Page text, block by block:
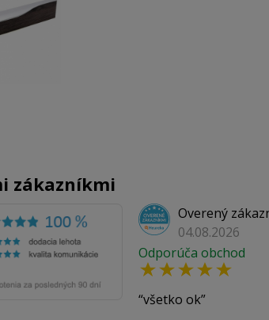
zákazníkmi
Overený
04.08.2026
Odporúča obchod
všetko ok